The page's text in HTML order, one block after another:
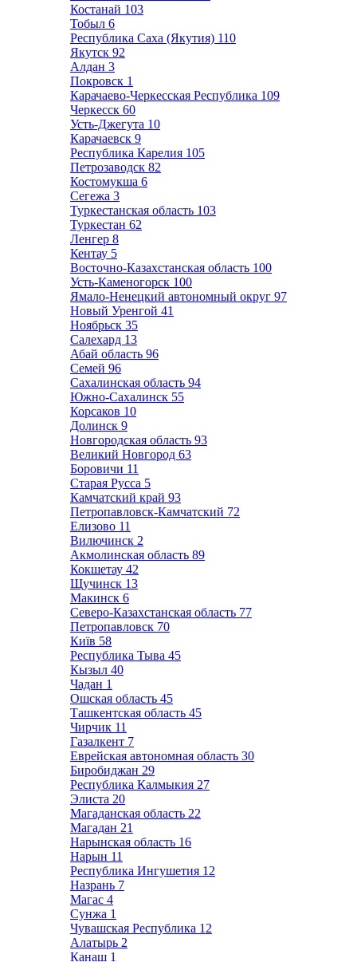
Костанай 103
Тобыл 6
Республика Саха (Якутия) 110
Якутск 92
Алдан 3
Покровск 1
Карачаево-Черкесская Республика 109
Черкесск 60
Усть-Джегута 10
Карачаевск 9
Республика Карелия 105
Петрозаводск 82
Костомукша 6
Сегежа 3
Туркестанская область 103
Туркестан 62
Ленгер 8
Кентау 5
Восточно-Казахстанская область 100
Усть-Каменогорск 100
Ямало-Ненецкий автономный округ 97
Новый Уренгой 41
Ноябрьск 35
Салехард 13
Абай область 96
Семей 96
Сахалинская область 94
Южно-Сахалинск 55
Корсаков 10
Долинск 9
Новгородская область 93
Великий Новгород 63
Боровичи 11
Старая Русса 5
Камчатский край 93
Петропавловск-Камчатский 72
Елизово 11
Вилючинск 2
Акмолинская область 89
Кокшетау 42
Щучинск 13
Макинск 6
Северо-Казахстанская область 77
Петропавловск 70
Київ 58
Республика Тыва 45
Кызыл 40
Чадан 1
Ошская область 45
Ташкентская область 45
Чирчик 11
Газалкент 7
Еврейская автономная область 30
Биробиджан 29
Республика Калмыкия 27
Элиста 20
Магаданская область 22
Магадан 21
Нарынская область 16
Нарын 11
Республика Ингушетия 12
Назрань 7
Магас 4
Сунжа 1
Чувашская Республика 12
Алатырь 2
Канаш 1